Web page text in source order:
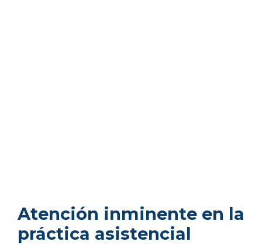
Atención inminente en la
práctica asistencial